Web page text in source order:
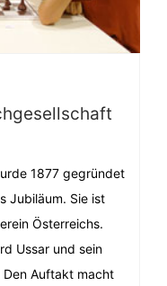
1877 gegründet
Jubiläum. Sie ist
Österreichs.
Ussar und sein
Den Auftakt macht